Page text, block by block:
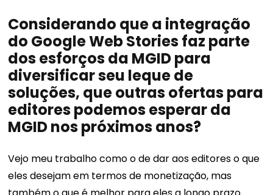
Considerando que a integração
do Google Web Stories faz parte
dos esforços da MGID para
diversificar seu leque de
soluções, que outras ofertas para
editores podemos esperar da
MGID nos próximos anos?
Vejo meu trabalho como o de dar aos editores o que
eles desejam em termos de monetização, mas